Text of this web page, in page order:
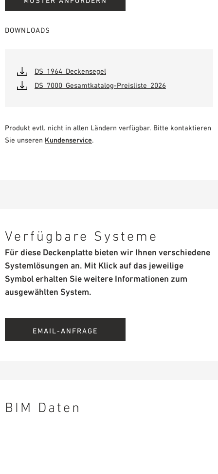
DOWNLOADS
DS_1964_Deckensegel
DS_7000_Gesamtkatalog-Preisliste_2026
Produkt evtl. nicht in allen Ländern verfügbar. Bitte kontaktieren
Sie unseren Kundenservice.
Verfügbare Systeme
Für diese Deckenplatte bieten wir Ihnen verschiedene
Systemlösungen an. Mit Klick auf das jeweilige
Symbol erhalten Sie weitere Informationen zum
ausgewählten System.
EMAIL-ANFRAGE
BIM Daten